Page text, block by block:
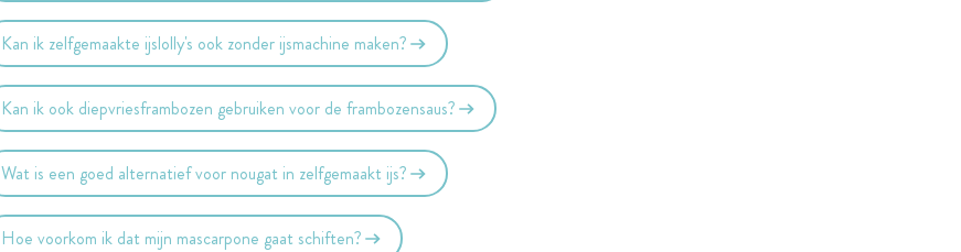
Kan ik zelfgemaakte ijslolly's ook zonder ijsmachine maken?
Kan ik ook diepvriesframbozen gebruiken voor de frambozensaus?
Wat is een goed alternatief voor nougat in zelfgemaakt ijs?
Hoe voorkom ik dat mijn mascarpone gaat schiften?